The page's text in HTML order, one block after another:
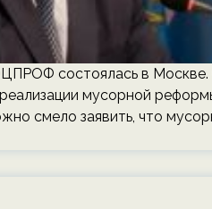
состоялась в Москве.
мусорной
смело заявить, что